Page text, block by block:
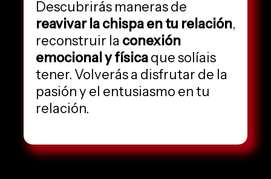
Descubrirás maneras de
reavivar la chispa en tu relación,
reconstruir la conexión
emocional y físicaque solíais
tener. Volverás a disfrutar de la
pasión y el entusiasmo en tu
relación.